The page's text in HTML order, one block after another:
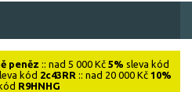
peněz :: nad 5 000 Kč 5% sleva kód
kód 2c43RR :: nad 20 000 Kč 10%
R9HNHG